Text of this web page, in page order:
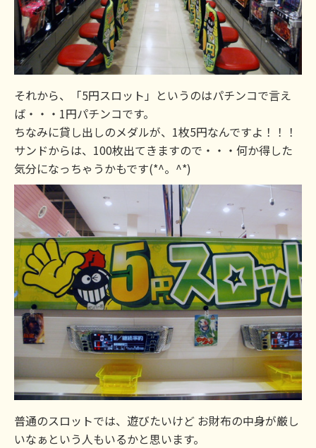
それから、「5円スロット」というのはパチンコで言え
ば・・・1円パチンコです。
ちなみに貸し出しのメダルが、1枚5円なんですよ！！！
サンドからは、100枚出てきますので・・・何か得した
気分になっちゃうかもです(*^。^*)
普通のスロットでは、遊びたいけど お財布の中身が厳し
いなぁという人もいるかと思います。